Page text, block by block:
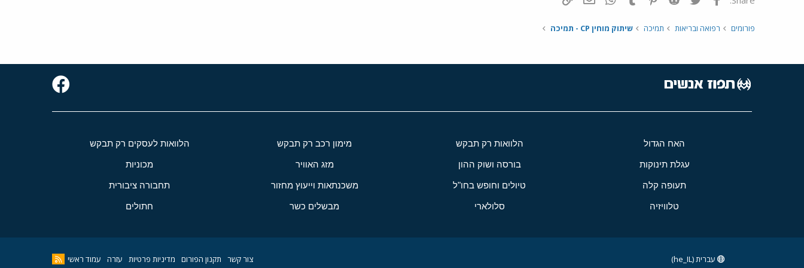
פורומים רפואה ובריאות תמיכה שיתוק מוחין CP - תמיכה
האח הגדול הלוואות רק תבקש מימון רכב רק תבקש הלוואות לעסקים רק תבקש
עגלת תינוקות בורסה ושוק ההון מזג האוויר מכוניות
תעופה קלה טיולים וחופש בחו"ל משכנתאות וייעוץ מחזור תחבורה ציבורית
טלוויזיה סלולארי מבשלים כשר חתולים
צור קשר תקנון הפורום מדיניות פרטיות עזרה עמוד ראשי עברית (he_IL)